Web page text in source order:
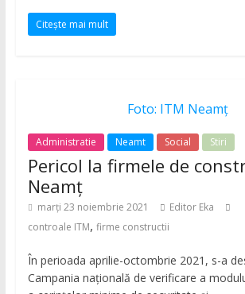
Citește mai mult
Foto: ITM Neamț
Administratie Neamt Social Stiri
Pericol la firmele de
Neamț
marți 23 noiembrie 2021 Editor Eka
controale ITM, firme constructii
În perioada aprilie-octombrie 2021, s-a
Campania naţională de verificare a